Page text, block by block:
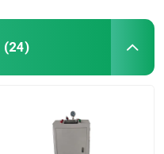
(24)